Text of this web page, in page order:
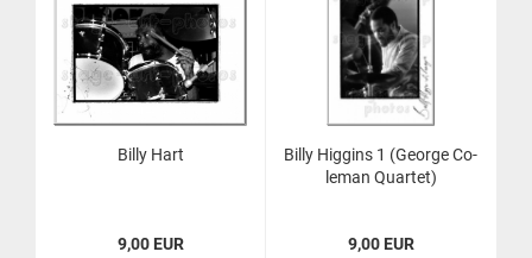
Billy Hart
9,00 EUR
Billy Hig­gins 1 (Ge­or­ge Co­
le­man Quar­tet)
9,00 EUR